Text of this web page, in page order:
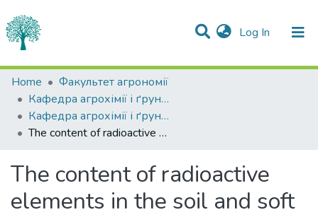
Log In (current)
Statistics
Communities & Collections
All of DSpace
Home
Факультет агрономії
Кафедра агрохімії і ґрунтознавства
Кафедра агрохімії і ґрунтознавства
The content of radioactive elements in the soil and soft winter wheat grain under a long-term use of fertilizers in the field crop rotation.
The content of radioactive
elements in the soil and soft